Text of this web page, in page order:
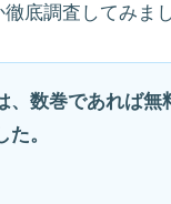
底調査してみまし
数巻であれば無
。